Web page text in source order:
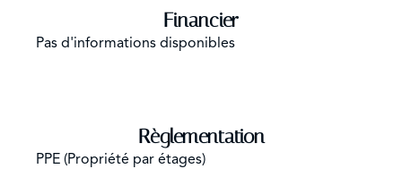
Financier
Pas d'informations disponibles
Règlementation
PPE (Propriété par étages)